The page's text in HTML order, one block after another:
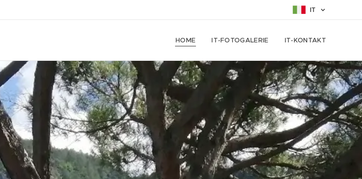
IT
HOME IT-FOTOGALERIE IT-KONTAKT